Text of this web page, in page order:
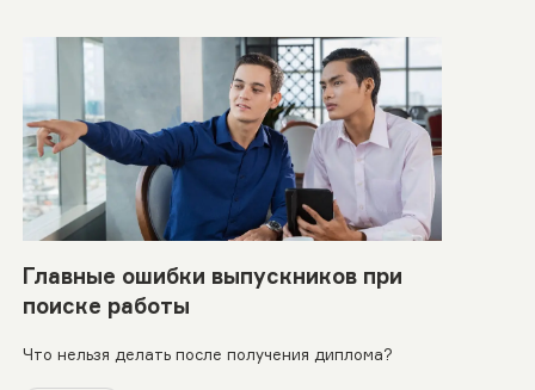
Главные ошибки выпускников при
поиске работы
Что нельзя делать после получения диплома?